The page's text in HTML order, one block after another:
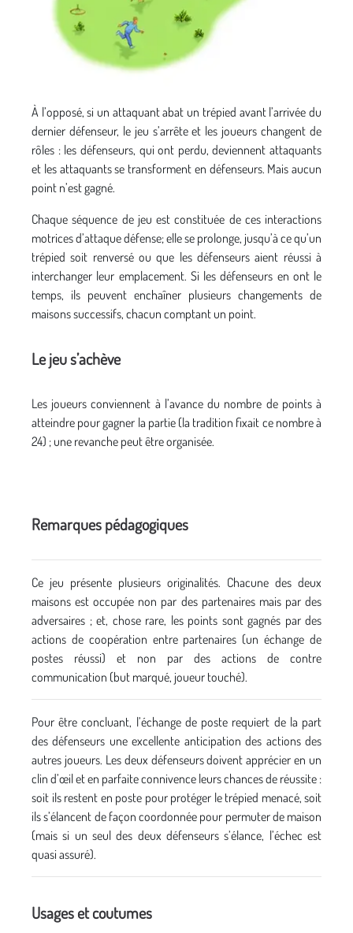
À l’opposé, si un attaquant abat un trépied avant l’arrivée du
dernier défenseur, le jeu s’arrête et les joueurs changent de
rôles : les défenseurs, qui ont perdu, deviennent attaquants
et les attaquants se transforment en défenseurs. Mais aucun
point n’est gagné.
Chaque séquence de jeu est constituée de ces interactions
motrices d’attaque défense; elle se prolonge, jusqu’à ce qu’un
trépied soit renversé ou que les défenseurs aient réussi à
interchanger leur emplacement. Si les défenseurs en ont le
temps, ils peuvent enchaîner plusieurs changements de
maisons successifs, chacun comptant un point.
Le jeu s’achève
Les joueurs conviennent à l’avance du nombre de points à
atteindre pour gagner la partie (la tradition fixait ce nombre à
24) ; une revanche peut être organisée.
Remarques pédagogiques
Ce jeu présente plusieurs originalités. Chacune des deux
maisons est occupée non par des partenaires mais par des
adversaires ; et, chose rare, les points sont gagnés par des
actions de coopération entre partenaires (un échange de
postes réussi) et non par des actions de contre
communication (but marqué, joueur touché).
Pour être concluant, l’échange de poste requiert de la part
des défenseurs une excellente anticipation des actions des
autres joueurs. Les deux défenseurs doivent apprécier en un
clin d’œil et en parfaite connivence leurs chances de réussite :
soit ils restent en poste pour protéger le trépied menacé, soit
ils s’élancent de façon coordonnée pour permuter de maison
(mais si un seul des deux défenseurs s’élance, l’échec est
quasi assuré).
Usages et coutumes